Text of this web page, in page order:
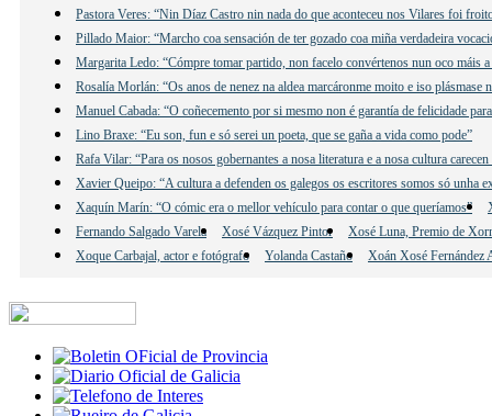
Pastora Veres: “Nin Díaz Castro nin nada do que aconteceu nos Vilares foi
Pillado Maior: “Marcho coa sensación de ter gozado coa miña verdadeira
Margarita Ledo: “Cómpre tomar partido, non facelo convértenos nun oco máis a
Rosalía Morlán: “Os anos de nenez na aldea marcáronme moito e iso plásmase
Manuel Cabada: “O coñecemento por si mesmo non é garantía de felicidade
Lino Braxe: “Eu son, fun e só serei un poeta, que se gaña a vida como pode”
Rafa Vilar: “Para os nosos gobernantes a nosa literatura e a nosa cultura
Xavier Queipo: “A cultura a defenden os galegos os escritores somos só unha
Xaquín Marín: “O cómic era o mellor vehículo para contar o que queríamos”
Fernando Salgado Varela
Xosé Vázquez Pintor
Xosé Luna, Premio de
Xoque Carbajal, actor e fotógrafo
Yolanda Castaño Xoán Xosé Fernández